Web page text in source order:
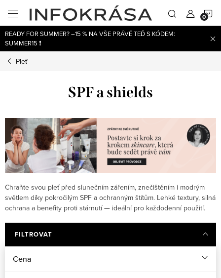
obsah
READY FOR SUMMER? –15 % NA VŠE PRÁVĚ TEĎ S KÓDEM:
SUMMER15 ❗
Plet'
SPF a shields
Chraňte svou pleť před slunečním zářením, znečištěním i modrým
světlem díky pokročilým SPF a ochranným štítům. Lehké textury, silná
ochrana a benefity proti stárnutí — ideální pro každodenní použití.
FILTROVAT
Cena